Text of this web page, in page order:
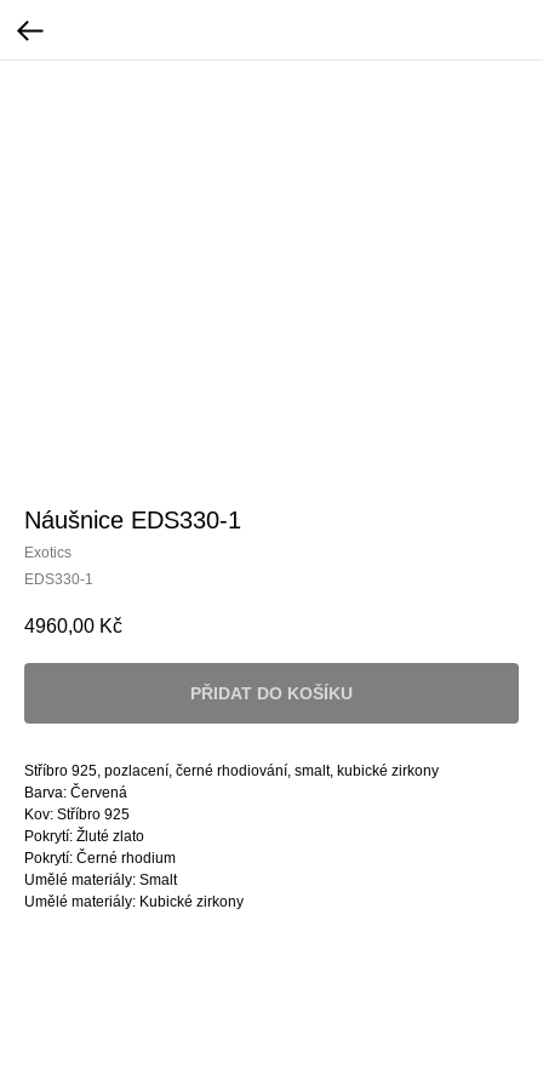
Náušnice EDS330-1
Exotics
EDS330-1
4960,00 Kč
PŘIDAT DO KOŠÍKU
Stříbro 925, pozlacení, černé rhodiování, smalt, kubické zirkony
Barva: Červená
Kov: Stříbro 925
Pokrytí: Žluté zlato
Pokrytí: Černé rhodium
Umělé materiály: Smalt
Umělé materiály: Kubické zirkony